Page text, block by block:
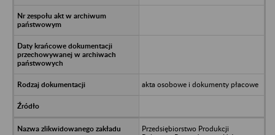
akta osobowe i dokumenty płacowe
Przedsiębiorstwo Produkcji